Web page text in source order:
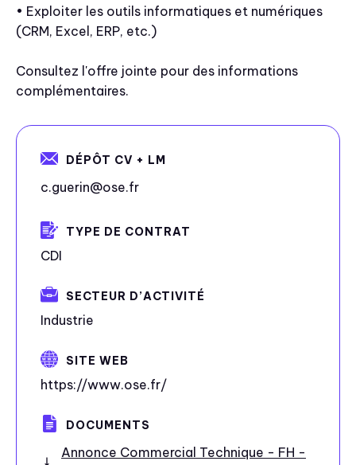
• Exploiter les outils informatiques et numériques
(CRM, Excel, ERP, etc.)
Consultez l'offre jointe pour des informations
complémentaires.
DÉPÔT CV + LM
c.guerin@ose.fr
TYPE DE CONTRAT
CDI
SECTEUR D’ACTIVITÉ
Industrie
SITE WEB
https://www.ose.fr/
DOCUMENTS
Annonce Commercial Technique - FH -